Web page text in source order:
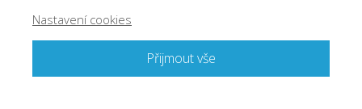
© 2018 Josef Cvrček - O focení. Jednoduše.
Nastavení cookies
Přijmout vše